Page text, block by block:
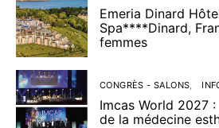
Emeria Dinard
Spa****Dinard,
femmes
CONGRÈS - SALONS
Imcas World 2027
de la médecine